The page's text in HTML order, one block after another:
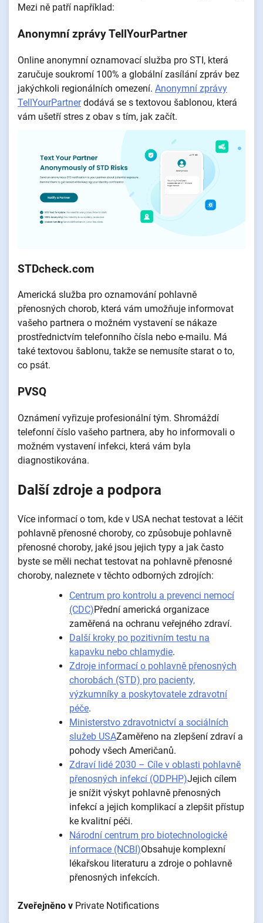
Mezi ně patří například:
Anonymní zprávy TellYourPartner
Online anonymní oznamovací služba pro STI, která
zaručuje soukromí 100% a globální zasílání zpráv bez
jakýchkoli regionálních omezení. Anonymní zprávy
TellYourPartnerdodává se s textovou šablonou, která
vám ušetří stres z obav s tím, jak začít.
STDcheck.com
Americká služba pro oznamování pohlavně
přenosných chorob, která vám umožňuje informovat
vašeho partnera o možném vystavení se nákaze
prostřednictvím telefonního čísla nebo e-mailu. Má
také textovou šablonu, takže se nemusíte starat o to,
co psát.
PVSQ
Oznámení vyřizuje profesionální tým. Shromáždí
telefonní číslo vašeho partnera, aby ho informovali o
možném vystavení infekci, která vám byla
diagnostikována.
Další zdroje a podpora
Více informací o tom, kde v USA nechat testovat a léčit
pohlavně přenosné choroby, co způsobuje pohlavně
přenosné choroby, jaké jsou jejich typy a jak často
byste se měli nechat testovat na pohlavně přenosné
choroby, naleznete v těchto odborných zdrojích:
Centrum pro kontrolu a prevenci nemocí
(CDC)Přední americká organizace
zaměřená na ochranu veřejného zdraví.
Další kroky po pozitivním testu na
kapavku nebo chlamydie.
Zdroje informací o pohlavně přenosných
chorobách (STD) pro pacienty,
výzkumníky a poskytovatele zdravotní
péče.
Ministerstvo zdravotnictví a sociálních
služeb USAZaměřeno na zlepšení zdraví a
pohody všech Američanů.
Zdraví lidé 2030 – Cíle v oblasti pohlavně
přenosných infekcí (ODPHP)Jejich cílem
je snížit výskyt pohlavně přenosných
infekcí a jejich komplikací a zlepšit přístup
ke kvalitní péči.
Národní centrum pro biotechnologické
informace (NCBI)Obsahuje komplexní
lékařskou literaturu a zdroje o pohlavně
přenosných infekcích.
Zveřejněno v Private Notifications